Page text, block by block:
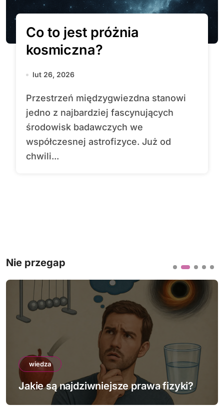
Co to jest próżnia
kosmiczna?
lut 26, 2026
Przestrzeń międzygwiezdna stanowi
jedno z najbardziej fascynujących
środowisk badawczych we
współczesnej astrofizyce. Już od
chwili...
Nie przegap
wiedza
Jakie są najdziwniejsze prawa fizyki?